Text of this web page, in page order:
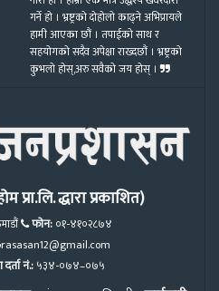
गर्ने हो । भ्रष्ट्रको दोहोलो काढ्ने अभिप्रायले
हामी आएका छौं । तपाईको साथ र
सहयोगको सदैव अपेक्षा राख्दछौं । भ्रष्ट्रको
कुभलो होस्,अरु सवैको जय होस् ।
प्रा.लि. द्धारा प्रकाशित)
फोन: ०१-४१०२८७४
नं.: ५३४-०७४–०७५